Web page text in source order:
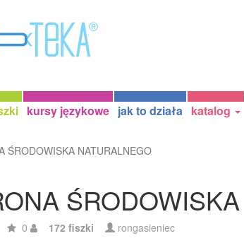
kursy językowe jak to działa katalog
ŚRODOWISKA NATURALNEGO
0 172 fiszki rongasieniec